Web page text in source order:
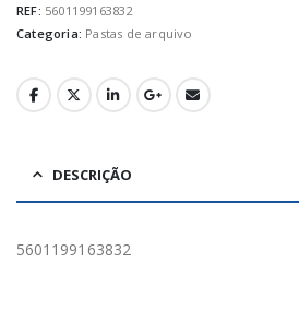
REF: 5601199163832
Categoria: Pastas de arquivo
DESCRIÇÃO
5601199163832